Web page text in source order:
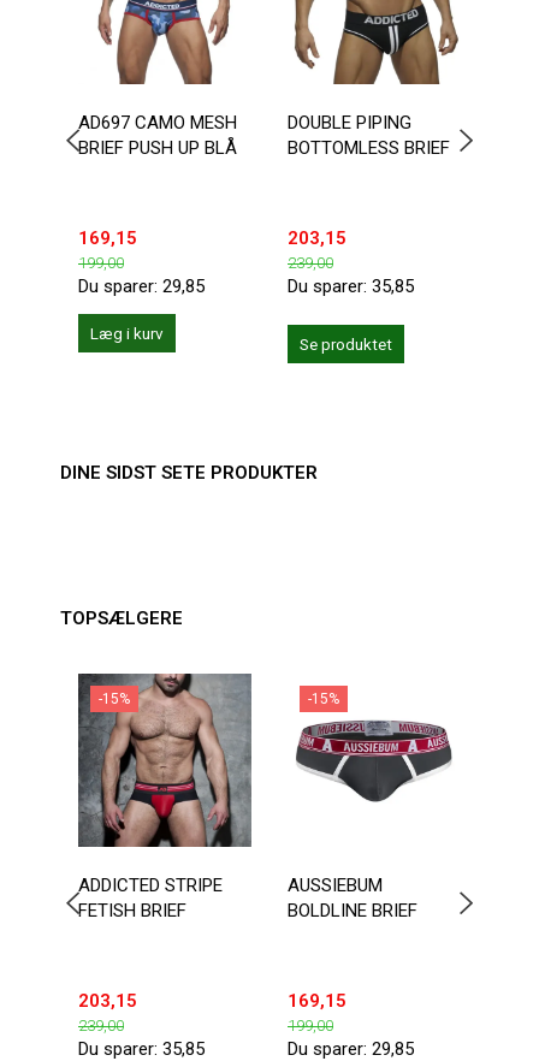
AD697 CAMO MESH
BRIEF PUSH UP BLÅ
169,15
199,00
Du sparer: 29,85
Læg i kurv
DOUBLE PIPING
BOTTOMLESS BRIEF
203,15
239,00
Du sparer: 35,85
Se produktet
DINE SIDST SETE PRODUKTER
TOPSÆLGERE
-15%
ADDICTED STRIPE
FETISH BRIEF
203,15
239,00
Du sparer: 35,85
-15%
AUSSIEBUM
BOLDLINE BRIEF
169,15
199,00
Du sparer: 29,85